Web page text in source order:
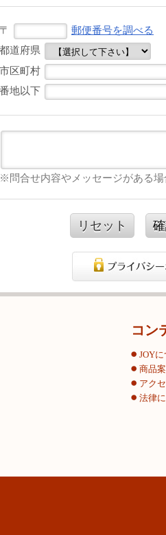
〒
郵便番号を調べる
都道府県
市区町村
番地以下
※問合せ内容やメッセージがある
リセット
コン
JOY
商品
アク
法律